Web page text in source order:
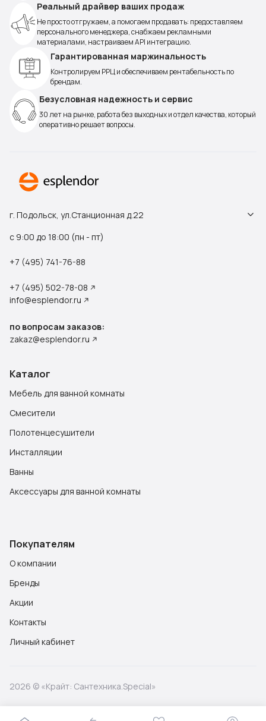
Реальный драйвер ваших продаж
Не просто отгружаем, а помогаем продавать: предоставляем
персонального менеджера, снабжаем рекламными
материалами, настраиваем API интеграцию.
Гарантированная маржинальность
Контролируем РРЦ и обеспечиваем рентабельность по
брендам.
Безусловная надежность и сервис
30 лет на рынке, работа без выходных и отдел качества, который
оперативно решает вопросы.
г. Подольск, ул.Станционная д.22
с 9:00 до 18:00 (пн - пт)
+7 (495) 741-76-88
+7 (495) 502-78-08
info@esplendor.ru
по вопросам заказов:
zakaz@esplendor.ru
Каталог
Мебель для ванной комнаты
Смесители
Полотенцесушители
Инсталляции
Ванны
Аксессуары для ванной комнаты
Покупателям
О компании
Бренды
Акции
Контакты
Личный кабинет
2026 © «Крайт: Сантехника.Special»